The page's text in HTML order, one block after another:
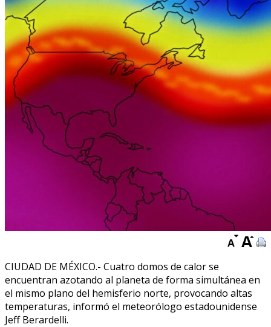
CIUDAD DE MÉXICO.- Cuatro domos de calor se
encuentran azotando al planeta de forma simultánea en
el mismo plano del hemisferio norte, provocando altas
temperaturas, informó el meteorólogo estadounidense
Jeff Berardelli.